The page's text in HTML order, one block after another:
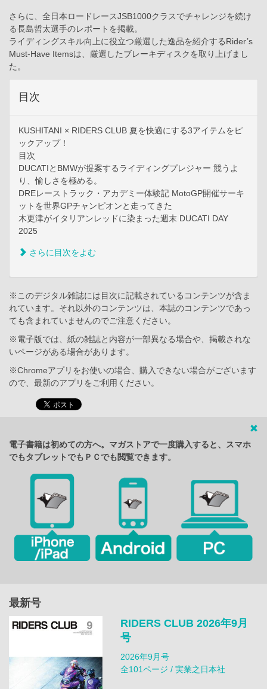
さらに、全日本ロードレースJSB1000クラスでチャレンジを続け
る長島哲太選手のレポートを掲載。
ライディングスキル向上に役立つ厳選した逸品を紹介するRider’s
Must-Have Itemsは、厳選したブレーキディスクを取り上げまし
た。
目次
KUSHITANI × RIDERS CLUB 夏を快適にする3アイテムをピ
ックアップ！
目次
DUCATIとBMWが提案するライディングプレジャー 競うよ
り、愉しさを極める。
DREレーストラック・アカデミー体験記 MotoGP開催サーキ
ットを世界GPチャンピオンと走ってきた
木更津がイタリアンレッドに染まった週末 DUCATI DAY
2025
さらに目次をよむ
※このデジタル雑誌には目次に記載されているコンテンツが含ま
れています。それ以外のコンテンツは、本誌のコンテンツであっ
ても含まれていませんのでご注意ください。
※電子版では、紙の雑誌と内容が一部異なる場合や、掲載されな
いページがある場合があります。
※Chromeアプリをお使いの場合、購入できない場合がございます
ので、最新のアプリをご利用ください。
電子書籍は初めての方へ。マガストアで一度購入すると、スマホ
でもタブレットでもＰＣでも閲覧できます。
最新号
RIDERS CLUB 2026年9月
号
2026年9月号
全101ページ / 実業之日本社